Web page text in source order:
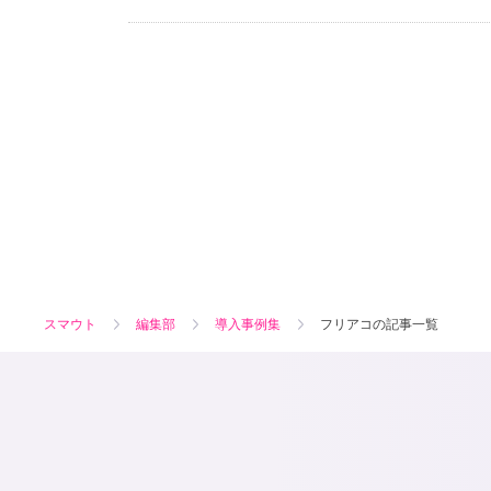
スマウト 編集部 導入事例集 フリアコの記事一覧